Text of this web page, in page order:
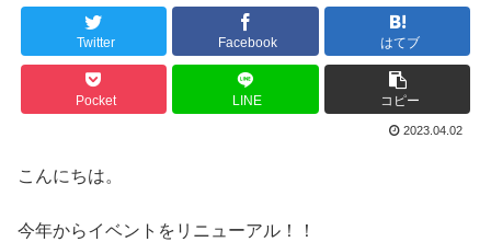
Twitter Facebook はてブ
Pocket LINE コピー
2023.04.02
こんにちは。
今年からイベントをリニューアル！！